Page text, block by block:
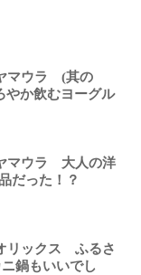
ウラ (其の
か飲むヨーグル
ウラ 大人の洋
だった！？
ックス ふるさ
鍋もいいでし